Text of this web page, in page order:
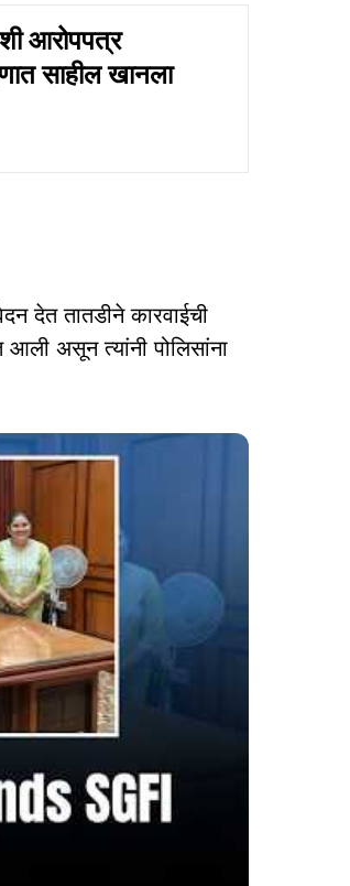
आरोपपत्र
साहील खानला
देत तातडीने कारवाईची
आली असून त्यांनी पोलिसांना